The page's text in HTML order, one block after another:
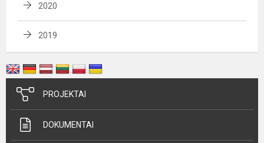
2020
2019
PROJEKTAI
DOKUMENTAI